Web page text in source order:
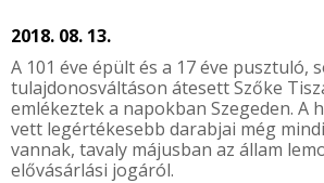
2018. 08. 13.
A 101 éve épült és a 17 éve pusztuló,
tulajdonosváltáson átesett Szőke
emlékeztek a napokban Szegeden. A
vett legértékesebb darabjai még
vannak, tavaly májusban az állam
elővásárlási jogáról.